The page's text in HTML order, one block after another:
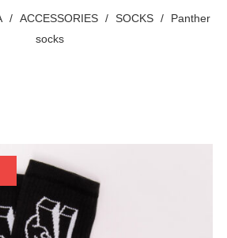
/ ACCESSORIES / SOCKS /
Panther
socks